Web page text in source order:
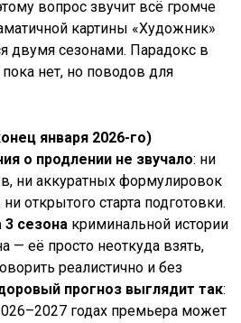
вопрос звучит всё громче
картины «Художник»
двумя сезонами. Парадокс в
пока нет, но поводов для
января 2026-го)
о продлении не звучало: ни
ни аккуратных формулировок
ни открытого старта подготовки.
3 сезона криминальной истории
— её просто неоткуда взять,
реалистично и без
прогноз выглядит так:
годах премьера может